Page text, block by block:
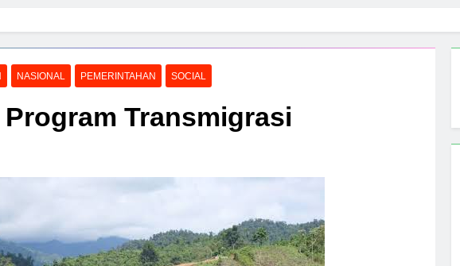
NASIONAL PEMERINTAHAN SOCIAL
Transmigrasi